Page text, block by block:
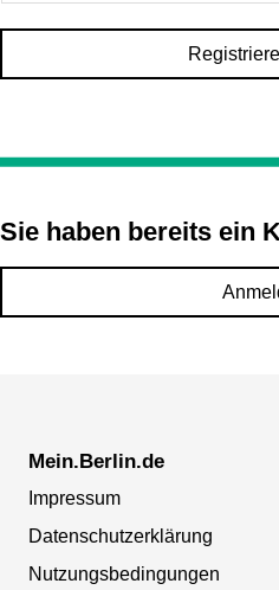
Sie haben bereits ein
Mein.Berlin.de
Impressum
Datenschutzerklärung
Nutzungsbedingungen